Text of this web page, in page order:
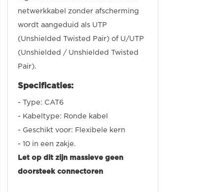
netwerkkabel zonder afscherming
wordt aangeduid als UTP
(Unshielded Twisted Pair) of U/UTP
(Unshielded / Unshielded Twisted
Pair).
Specificaties:
- Type: CAT6
- Kabeltype: Ronde kabel
- Geschikt voor: Flexibele kern
- 10 in een zakje.
Let op dit zijn massieve geen
doorsteek connectoren